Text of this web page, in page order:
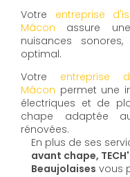
Votre entreprise
Mâcon assure
nuisances
optimal.
Votre entreprise
Mâcon permet une
électriques et de
chape adaptée
rénovées.
En plus de ses
avant chape,
Beaujolaises vous